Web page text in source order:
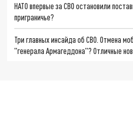
НАТО впервые за СВО остановили
приграничье?
Три главных инсайда об СВО. Отмена
"генерала Армагеддона"? Отличные